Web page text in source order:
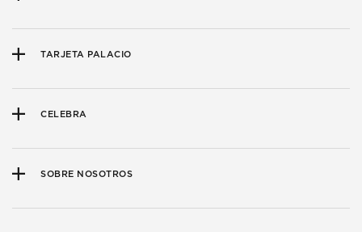
TARJETA PALACIO
CELEBRA
SOBRE NOSOTROS